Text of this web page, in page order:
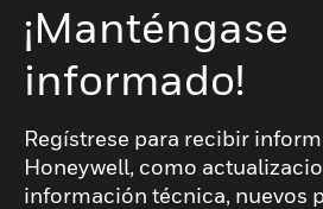
¡Manténgase
informado!
Regístrese para recibir
Honeywell, como
información técnica, nuevos